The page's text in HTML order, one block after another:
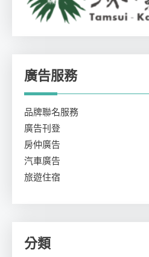
廣告服務
品牌聯名服務
廣告刊登
房仲廣告
汽車廣告
旅遊住宿
分類